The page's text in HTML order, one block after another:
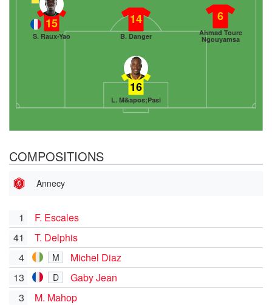
16
L. M&apos;Pasi
15
S. Raux-Yao
14
B. Danger
6
Ahmad Toure
Ngouyamsa
COMPOSITIONS
Annecy
1
F. Escales
41
T. Delphis
4
M
Michel Diaz
13
D
Gaby Jean
3
M. Mahop